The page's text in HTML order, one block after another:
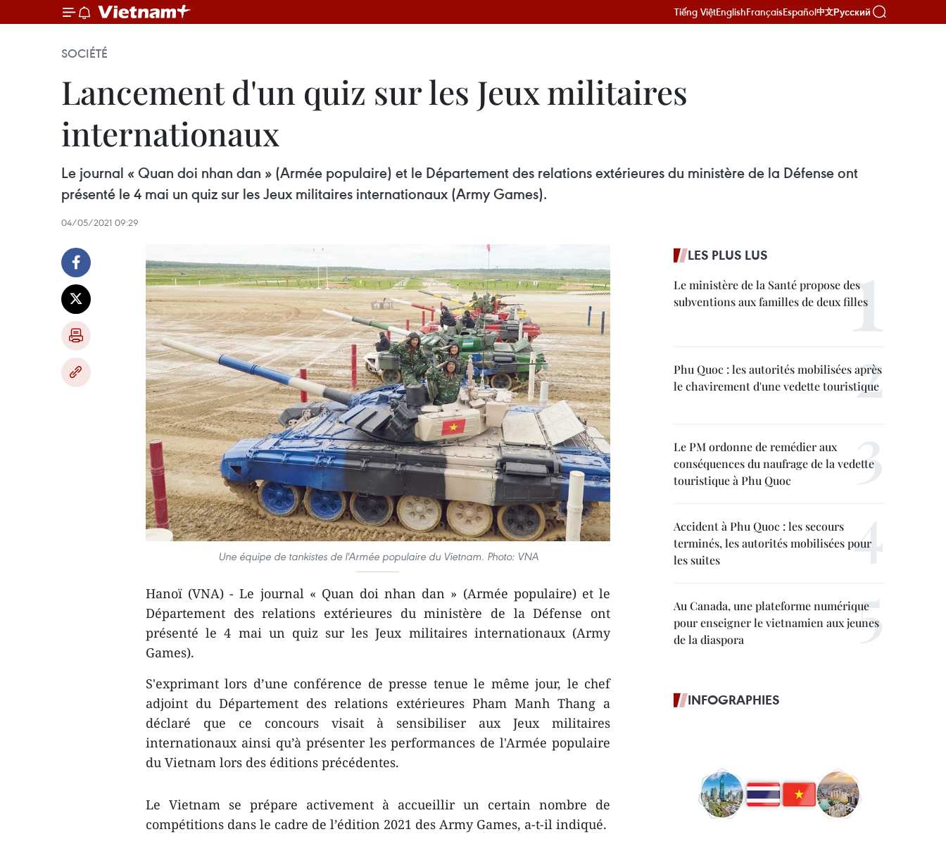
Tiếng ViệtEnglishFrançaisEspañol中文Русский
SOCIÉTÉ
Lancement d'un quiz sur les Jeux militaires
internationaux
Le journal « Quan doi nhan dan » (Armée populaire) et le Département des relations extérieures du ministère de la Défense ont
présenté le 4 mai un quiz sur les Jeux militaires internationaux (Army Games).
04/05/2021 09:29
Une équipe de tankistes de l'Armée populaire du Vietnam. Photo: VNA
Hanoï (VNA) - Le journal « Quan doi nhan dan » (Armée populaire) et le
Département des relations extérieures du ministère de la Défense ont
présenté le 4 mai un quiz sur les Jeux militaires internationaux (Army
Games).
S'exprimant lors d’une conférence de presse tenue le même jour, le chef
adjoint du Département des relations extérieures Pham Manh Thang a
déclaré que ce concours visait à sensibiliser aux Jeux militaires
internationaux ainsi qu’à présenter les performances de l'Armée populaire
du Vietnam lors des éditions précédentes.
Le Vietnam se prépare activement à accueillir un certain nombre de
compétitions dans le cadre de l’édition 2021 des Army Games, a-t-il indiqué.
LES PLUS LUS
Le ministère de la Santé propose des
subventions aux familles de deux filles
Phu Quoc : les autorités mobilisées après
le chavirement d'une vedette touristique
Le PM ordonne de remédier aux
conséquences du naufrage de la vedette
touristique à Phu Quoc
Accident à Phu Quoc : les secours
terminés, les autorités mobilisées pour
les suites
Au Canada, une plateforme numérique
pour enseigner le vietnamien aux jeunes
de la diaspora
INFOGRAPHIES